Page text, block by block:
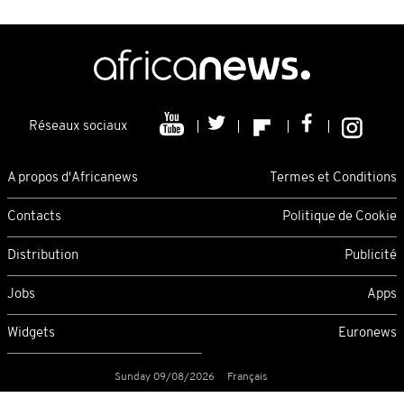
Réseaux sociaux
A propos d'Africanews Termes et Conditions
Contacts Politique de Cookie
Distribution Publicité
Jobs Apps
Widgets Euronews
Sunday 09/08/2026